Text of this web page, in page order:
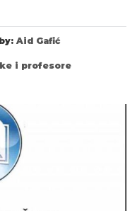
Aid Gafić
i profesore